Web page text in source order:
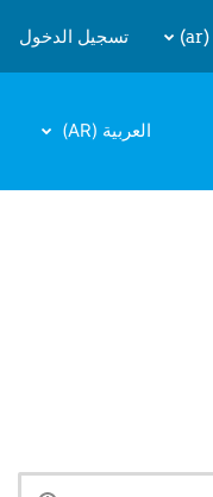
تسجيل الدخول
العربية ‎(AR)‎